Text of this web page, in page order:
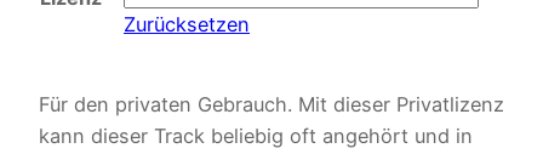
Zurücksetzen
Für den privaten Gebrauch. Mit dieser Privatlizenz
kann dieser Track beliebig oft angehört und in